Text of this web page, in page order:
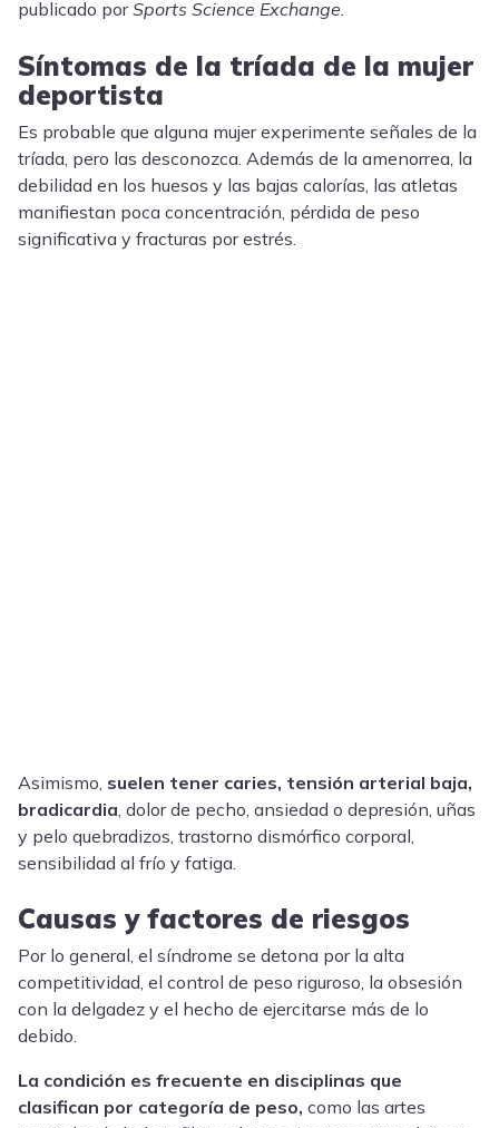
publicado porSports Science Exchange.
Síntomas de la tríada de la mujer
deportista
Es probable que alguna mujer experimente señales de la
tríada, pero las desconozca. Además de la amenorrea, la
debilidad en los huesos y las bajas calorías, las atletas
manifiestan poca concentración, pérdida de peso
significativa y fracturas por estrés.
Asimismo, suelen tener caries, tensión arterial baja,
bradicardia , dolor de pecho, ansiedad o depresión, uñas
y pelo quebradizos, trastorno dismórfico corporal,
sensibilidad al frío y fatiga.
Causas y factores de riesgos
Por lo general, el síndrome se detona por la alta
competitividad, el control de peso riguroso, la obsesión
con la delgadez y el hecho de ejercitarse más de lo
debido.
La condición es frecuente en disciplinas que
clasifican por categoría de peso, como las artes